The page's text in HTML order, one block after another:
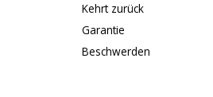
Kehrt zurück
Garantie
Beschwerden